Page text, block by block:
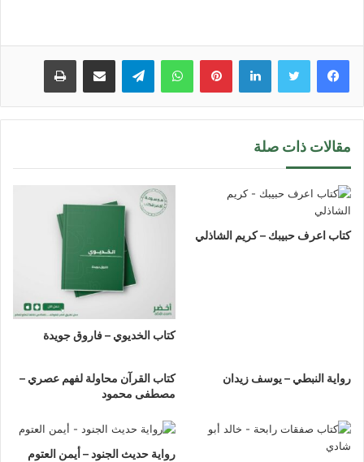
لينكدإن بينتيريستواتساب تيلقرام مشاركة عبر البريد طباعة
مقالات ذات صلة
كتاب اعرف حبيبك – كريم الشاذلي
كتاب الخديوي – فاروق جويدة
رواية النبطي – يوسف زيدان
كتاب القرآن محاولة لفهم عصري –
مصطفى محمود
رواية حديث الجنود – أيمن العتوم